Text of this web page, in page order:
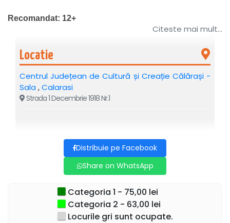
Recomandat: 12+
Citeste mai mult...
Locatie
Centrul Județean de Cultură și Creație Călărași -
Sala ,Calarasi
Strada 1 Decembrie 1918 Nr.1
Distribuie pe Facebook
Share on WhatsApp
Categoria 1 - 75,00 lei
Categoria 2 - 63,00 lei
Locurile gri sunt ocupate.